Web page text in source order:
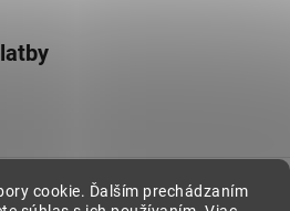
cookie. Ďalším prechádzaním
Vytvoril Shoptet